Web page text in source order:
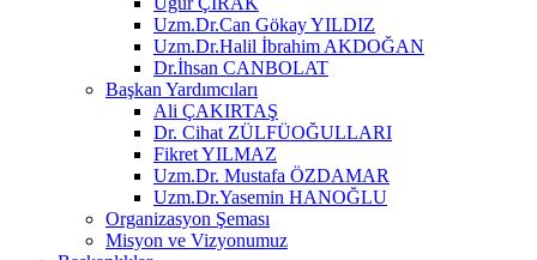
Uzm.Dr.Can Gökay YILDIZ
Uzm.Dr.Halil İbrahim AKDOĞAN
Dr.İhsan CANBOLAT
Başkan Yardımcıları
Ali ÇAKIRTAŞ
Dr. Cihat ZÜLFÜOĞULLARI
Fikret YILMAZ
Uzm.Dr. Mustafa ÖZDAMAR
Uzm.Dr.Yasemin HANOĞLU
Organizasyon Şeması
Misyon ve Vizyonumuz